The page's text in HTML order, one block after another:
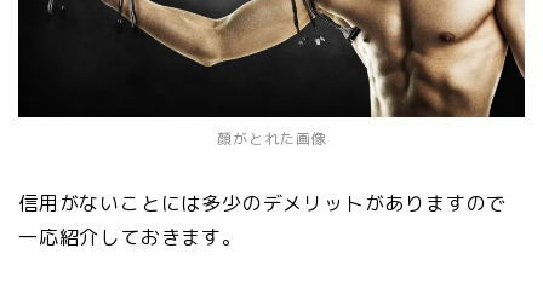
顔がとれた画像
信用がないことには多少のデメリットがありますので
一応紹介しておきます。